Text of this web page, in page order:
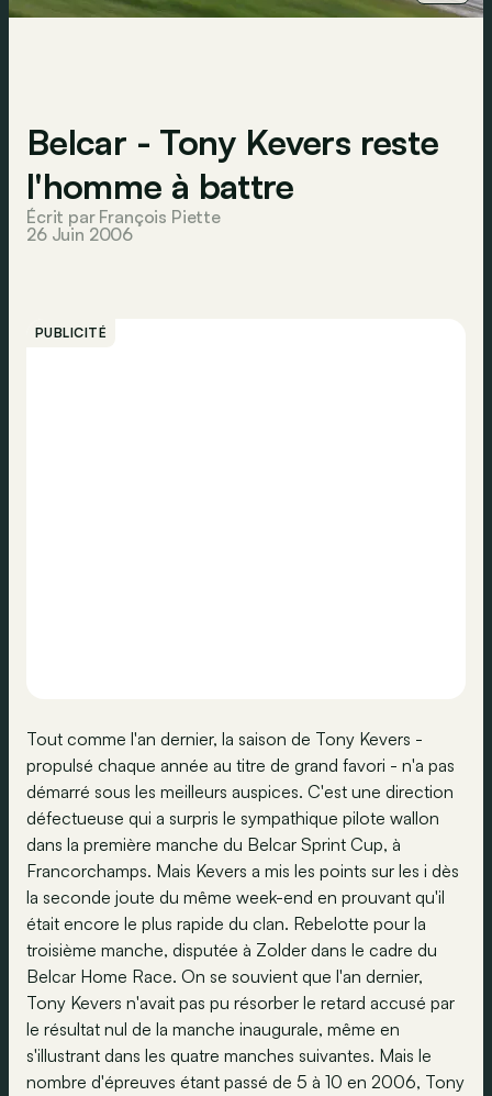
Belcar - Tony Kevers reste
l'homme à battre
Écrit par François Piette
26 Juin 2006
PUBLICITÉ
Tout comme l'an dernier, la saison de Tony Kevers -
propulsé chaque année au titre de grand favori - n'a pas
démarré sous les meilleurs auspices. C'est une direction
défectueuse qui a surpris le sympathique pilote wallon
dans la première manche du Belcar Sprint Cup, à
Francorchamps. Mais Kevers a mis les points sur les i dès
la seconde joute du même week-end en prouvant qu'il
était encore le plus rapide du clan. Rebelotte pour la
troisième manche, disputée à Zolder dans le cadre du
Belcar Home Race. On se souvient que l'an dernier,
Tony Kevers n'avait pas pu résorber le retard accusé par
le résultat nul de la manche inaugurale, même en
s'illustrant dans les quatre manches suivantes. Mais le
nombre d'épreuves étant passé de 5 à 10 en 2006, Tony